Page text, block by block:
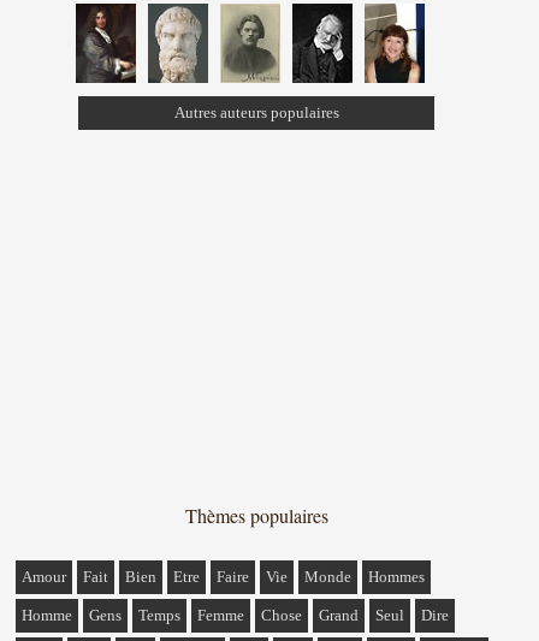
Autres auteurs populaires
Thèmes populaires
Amour Fait Bien Etre Faire Vie Monde Hommes
Homme Gens Temps Femme Chose Grand Seul Dire